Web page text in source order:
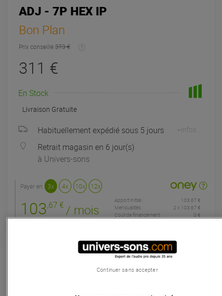
ADJ - 7P HEX IP
Bon Plan
Prix conseillé373 €
311 €
En Stock
Livraison Gratuite
Habituellement expédié sous 5 jours +infos
Retrait magasin en 6 jour(s)
à Univers-sons
Payer en 3x 4x 10x 12x
103,67 € / mois
Apport initial :
103.67 €
Mensualités :
2 x 103.67 €
Coût de financement :
0 €
Garantie3 ans
Continuer sans accepter